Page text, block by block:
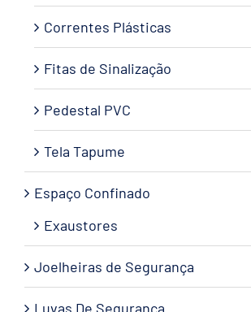
Correntes Plásticas
Fitas de Sinalização
Pedestal PVC
Tela Tapume
Espaço Confinado
Exaustores
Joelheiras de Segurança
Luvas De Segurança